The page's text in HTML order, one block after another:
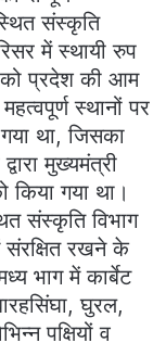
संस्कृति
में स्थायी रुप
को प्रदेश की आम
स्थानों पर
था, जिसका
मुख्यमंत्री
गया था।
संस्कृति विभाग
रखने के
भाग में कार्बेट
घुरल,
पक्षियों व